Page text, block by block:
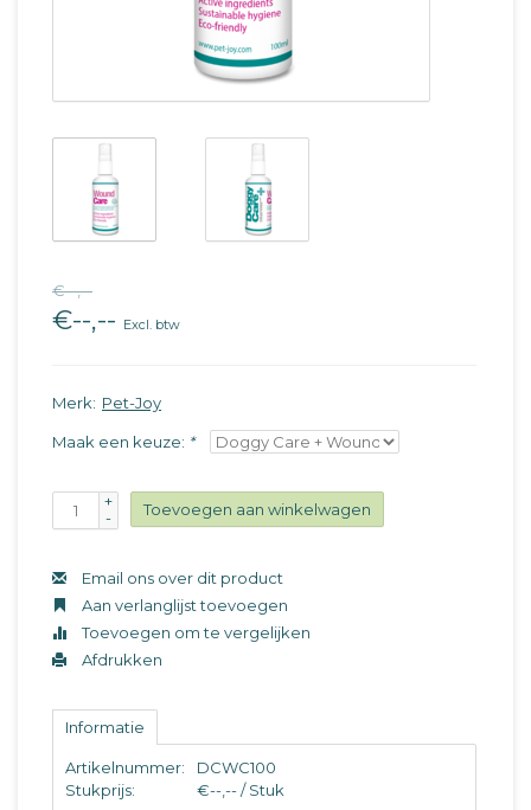
€--,--
€--,-- Excl. btw
Merk: Pet-Joy
Maak een keuze: *
+
-
Toevoegen aan winkelwagen
Email ons over dit product
Aan verlanglijst toevoegen
Toevoegen om te vergelijken
Afdrukken
Informatie
Artikelnummer:
DCWC100
Stukprijs:
€--,-- / Stuk